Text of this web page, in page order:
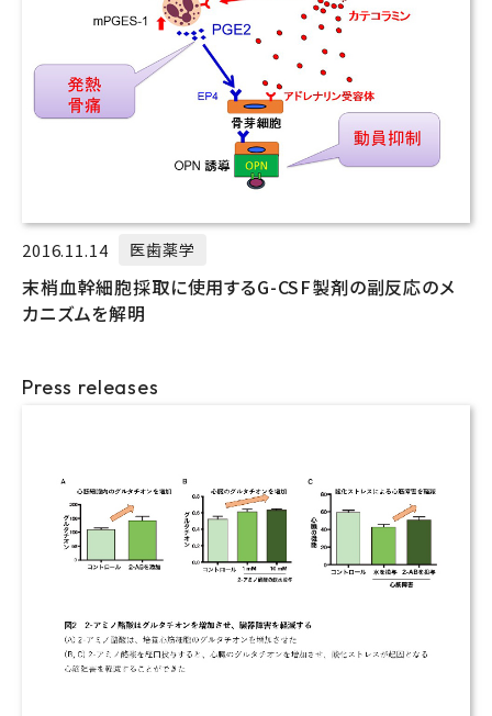
2016.11.14 医歯薬学
末梢血幹細胞採取に使用するG-CSF製剤の副反応のメ
カニズムを解明
Press releases